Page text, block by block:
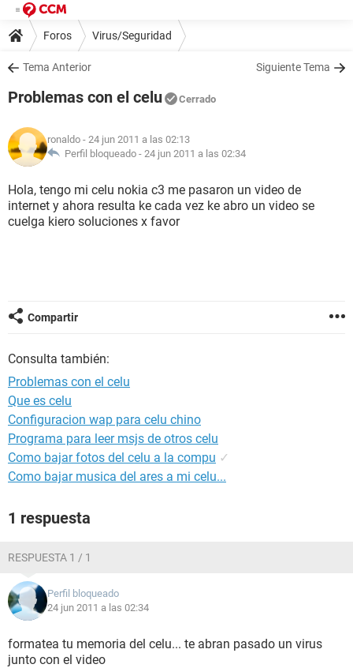
Foros Virus/Seguridad
Tema Anterior Siguiente Tema
Problemas con el celu Cerrado
ronaldo - 24 jun 2011 a las 02:13
Perfil bloqueado - 24 jun 2011 a las 02:34
Hola, tengo mi celu nokia c3 me pasaron un video de
internet y ahora resulta ke cada vez ke abro un video se
cuelga kiero soluciones x favor
Compartir
Consulta también:
Problemas con el celu
Que es celu
Configuracion wap para celu chino
Programa para leer msjs de otros celu
Como bajar fotos del celu a la compu ✓
Como bajar musica del ares a mi celu...
1 respuesta
RESPUESTA 1 / 1
Perfil bloqueado
24 jun 2011 a las 02:34
formatea tu memoria del celu... te abran pasado un virus
junto con el video